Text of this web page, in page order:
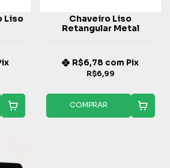
Liso
Chaveiro Liso
Retangular Metal
R$6,99
R$6,78 com Pix
COMPRAR